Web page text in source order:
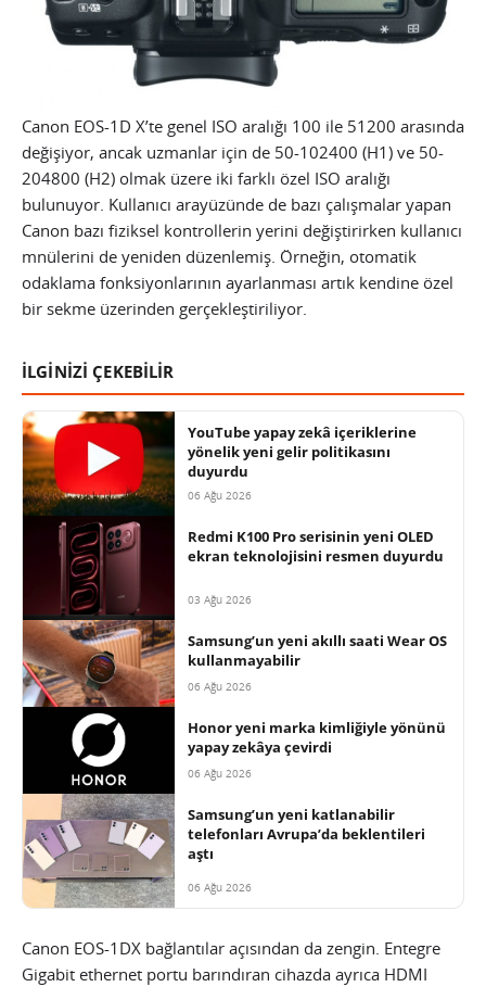
Canon EOS-1D X’te genel ISO aralığı 100 ile 51200 arasında
değişiyor, ancak uzmanlar için de 50-102400 (H1) ve 50-
204800 (H2) olmak üzere iki farklı özel ISO aralığı
bulunuyor. Kullanıcı arayüzünde de bazı çalışmalar yapan
Canon bazı fiziksel kontrollerin yerini değiştirirken kullanıcı
mnülerini de yeniden düzenlemiş. Örneğin, otomatik
odaklama fonksiyonlarının ayarlanması artık kendine özel
bir sekme üzerinden gerçekleştiriliyor.
İLGİNİZİ ÇEKEBİLİR
YouTube yapay zekâ içeriklerine
yönelik yeni gelir politikasını
duyurdu
06 Ağu 2026
Redmi K100 Pro serisinin yeni OLED
ekran teknolojisini resmen duyurdu
03 Ağu 2026
Samsung’un yeni akıllı saati Wear OS
kullanmayabilir
06 Ağu 2026
Honor yeni marka kimliğiyle yönünü
yapay zekâya çevirdi
06 Ağu 2026
Samsung’un yeni katlanabilir
telefonları Avrupa’da beklentileri
aştı
06 Ağu 2026
Canon EOS-1DX bağlantılar açısından da zengin. Entegre
Gigabit ethernet portu barındıran cihazda ayrıca HDMI